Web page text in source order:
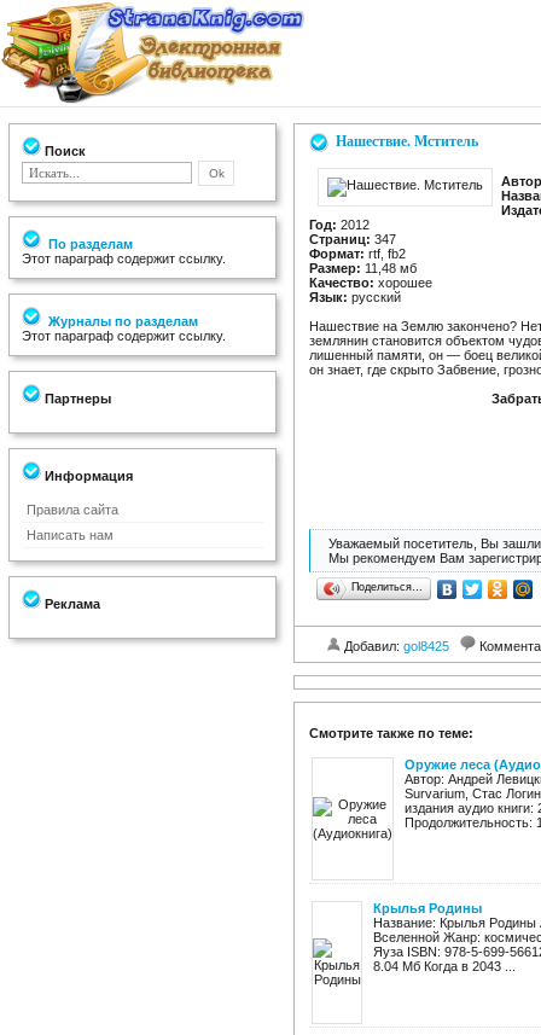
Поиск
По разделам
Этот параграф содержит ссылку.
Журналы по разделам
Этот параграф содержит ссылку.
Партнеры
Информация
Правила сайта
Написать нам
Реклама
Нашествие. Мститель
Год: 2012
Страниц: 347
Формат: rtf, fb2
Размер: 11,48 мб
Качество: хорошее
Язык: русский
Нашествие на Землю закончено?
землянин становится объектом
лишенный памяти, он — боец
он знает, где скрыто Забвение,
Уважаемый посетитель, Вы зашли
Мы рекомендуем Вам
Поделиться…
Добавил: gol8425
Смотрите также по теме:
Оружие леса
Автор: Андрей
Survarium, Стас
издания аудио
Продолжительность:
Крылья Родины
Название: Крылья Родины
Вселенной Жанр:
Яуза ISBN: 978-5-699-
8.04 Мб Когда в 2043 ...